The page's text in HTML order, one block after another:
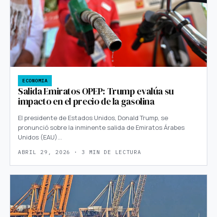
ECONOMIA
Salida Emiratos OPEP: Trump evalúa su
impacto en el precio de la gasolina
El presidente de Estados Unidos, Donald Trump, se
pronunció sobre la inminente salida de Emiratos Árabes
Unidos (EAU)…
ABRIL 29, 2026 · 3 MIN DE LECTURA